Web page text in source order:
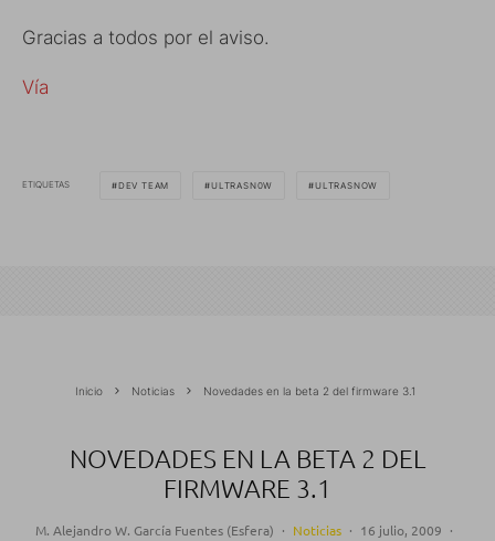
Gracias a todos por el aviso.
Vía
ETIQUETAS DEV TEAM ULTRASN0W ULTRASNOW
Inicio Noticias Novedades en la beta 2 del firmware 3.1
NOVEDADES EN LA BETA 2 DEL
FIRMWARE 3.1
M. Alejandro W. García Fuentes (Esfera) · Noticias · 16 julio, 2009 ·